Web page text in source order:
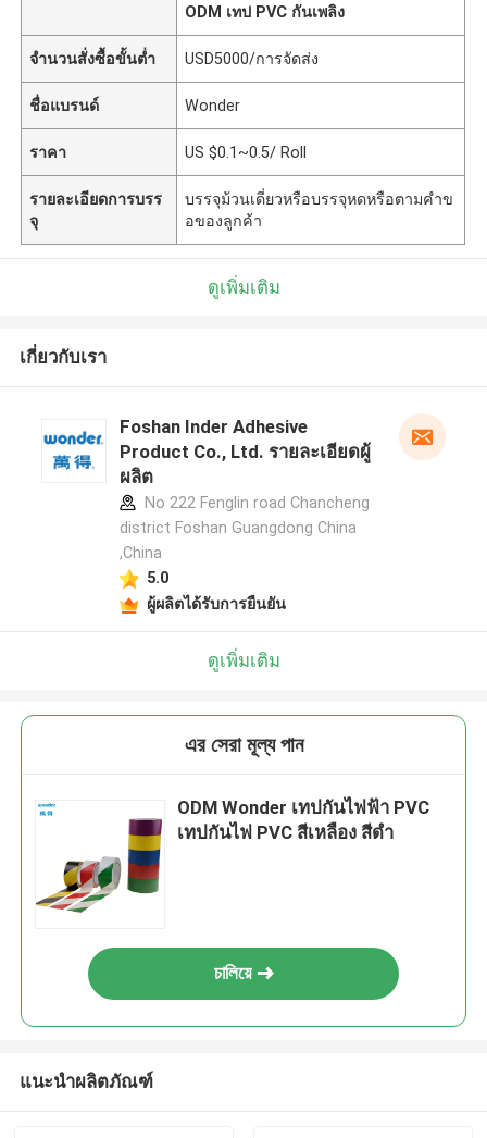
ODM เทป PVC กันเพลิง
จำนวนสั่งซื้อขั้นต่ำ USD5000/การจัดส่ง
ชื่อแบรนด์ Wonder
ราคา US $0.1~0.5/ Roll
รายละเอียดการบรร
จุ
บรรจุม้วนเดี่ยวหรือบรรจุหดหรือตามคำข
อของลูกค้า
ดูเพิ่มเติม
เกี่ยวกับเรา
Foshan Inder Adhesive
Product Co., Ltd. รายละเอียดผู้
ผลิต
No 222 Fenglin road Chancheng
district Foshan Guangdong China
,China
5.0
ผู้ผลิตได้รับการยืนยัน
ดูเพิ่มเติม
এর সেরা মূল্য পান
ODM Wonder เทปกันไฟฟ้า PVC
เทปกันไฟ PVC สีเหลือง สีดํา
চালিয়ে
แนะนำผลิตภัณฑ์